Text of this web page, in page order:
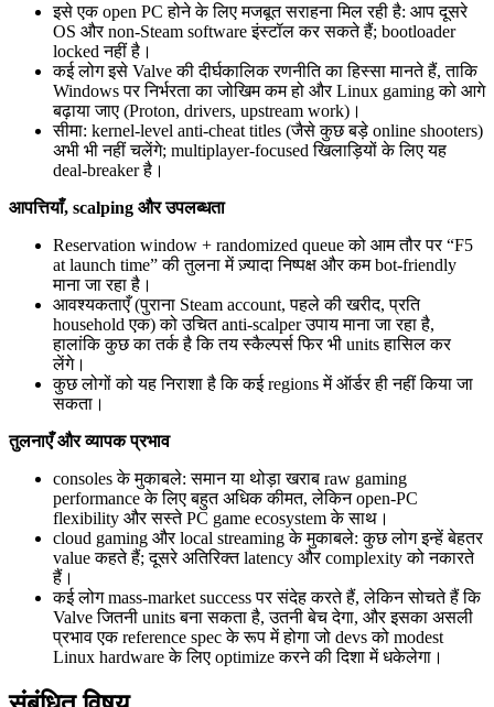
इसे एक open PC होने के लिए मजबूत सराहना मिल रही है: आप दूसरे
OS और non‑Steam software इंस्टॉल कर सकते हैं; bootloader
locked नहीं है।
कई लोग इसे Valve की दीर्घकालिक रणनीति का हिस्सा मानते हैं, ताकि
Windows पर निर्भरता का जोखिम कम हो और Linux gaming को आगे
बढ़ाया जाए (Proton, drivers, upstream work)।
सीमा: kernel‑level anti‑cheat titles (जैसे कुछ बड़े online shooters)
अभी भी नहीं चलेंगे; multiplayer‑focused खिलाड़ियों के लिए यह
deal‑breaker है।
आपत्तियाँ, scalping और उपलब्धता
Reservation window + randomized queue को आम तौर पर “F5
at launch time” की तुलना में ज़्यादा निष्पक्ष और कम bot‑friendly
माना जा रहा है।
आवश्यकताएँ (पुराना Steam account, पहले की खरीद, प्रति
household एक) को उचित anti‑scalper उपाय माना जा रहा है,
हालांकि कुछ का तर्क है कि तय स्कैल्पर्स फिर भी units हासिल कर
लेंगे।
कुछ लोगों को यह निराशा है कि कई regions में ऑर्डर ही नहीं किया जा
सकता।
तुलनाएँ और व्यापक प्रभाव
consoles के मुकाबले: समान या थोड़ा खराब raw gaming
performance के लिए बहुत अधिक कीमत, लेकिन open‑PC
flexibility और सस्ते PC game ecosystem के साथ।
cloud gaming और local streaming के मुकाबले: कुछ लोग इन्हें बेहतर
value कहते हैं; दूसरे अतिरिक्त latency और complexity को नकारते
हैं।
कई लोग mass‑market success पर संदेह करते हैं, लेकिन सोचते हैं कि
Valve जितनी units बना सकता है, उतनी बेच देगा, और इसका असली
प्रभाव एक reference spec के रूप में होगा जो devs को modest
Linux hardware के लिए optimize करने की दिशा में धकेलेगा।